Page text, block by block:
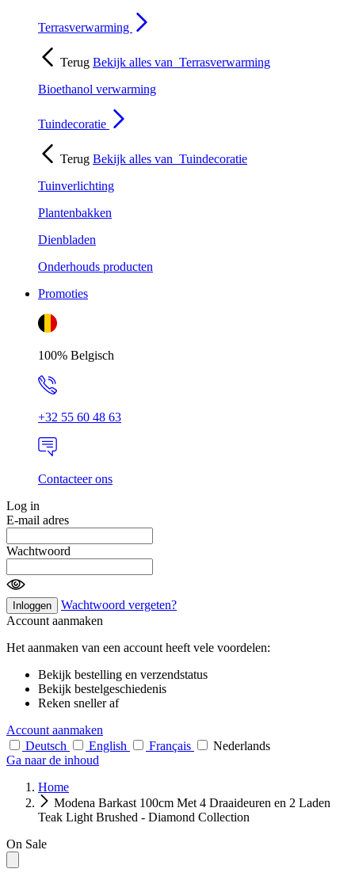
Terrasverwarming
Terug Bekijk alles van Terrasverwarming
Bioethanol verwarming
Tuindecoratie
Terug Bekijk alles van Tuindecoratie
Tuinverlichting
Plantenbakken
Dienbladen
Onderhouds producten
Promoties
100% Belgisch
+32 55 60 48 63
Contacteer ons
Log in
E-mail adres
Wachtwoord
Inloggen
Wachtwoord vergeten?
Account aanmaken
Het aanmaken van een account heeft vele voordelen:
Bekijk bestelling en verzendstatus
Bekijk bestelgeschiedenis
Reken sneller af
Account aanmaken
Deutsch
English Français
Nederlands
Ga naar de inhoud
Home
Modena Barkast 100cm Met 4 Draaideuren en 2 Laden
Teak Light Brushed - Diamond Collection
On Sale